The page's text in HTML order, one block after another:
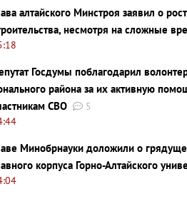
алтайского Минстроя заявил о
несмотря на сложные
Госдумы поблагодарил
района за их активную
СВО
5
Минобрнауки доложили о
корпуса Горно-Алтайского